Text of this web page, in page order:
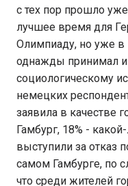
с тех пор прошло
лучшее время для
Олимпиаду, но уже в
однажды принимал
социологическому
немецких
заявила в качестве
Гамбург, 18% -
выступили за отказ
самом Гамбурге, по
что среди жителей